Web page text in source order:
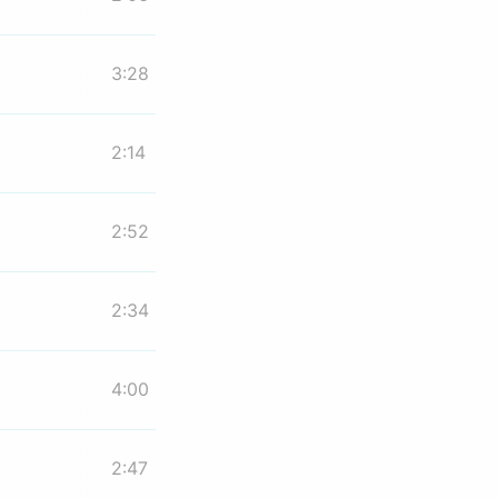
3:28
2:14
2:52
2:34
4:00
2:47